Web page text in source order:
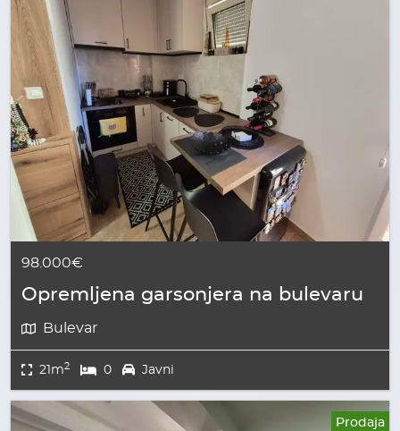
98.000€
Opremljena garsonjera na bulevaru
Bulevar
21m2 0 Javni
Prodaja